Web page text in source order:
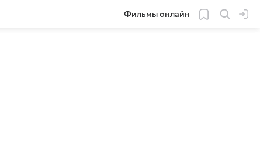
Фильмы онлайн